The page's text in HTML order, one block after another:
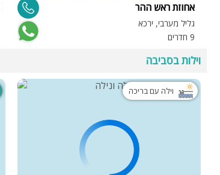
אחוזת ראש ההר
גליל מערבי, ירכא
9 חדרים
וילות בסביבה
וילה עם בריכה